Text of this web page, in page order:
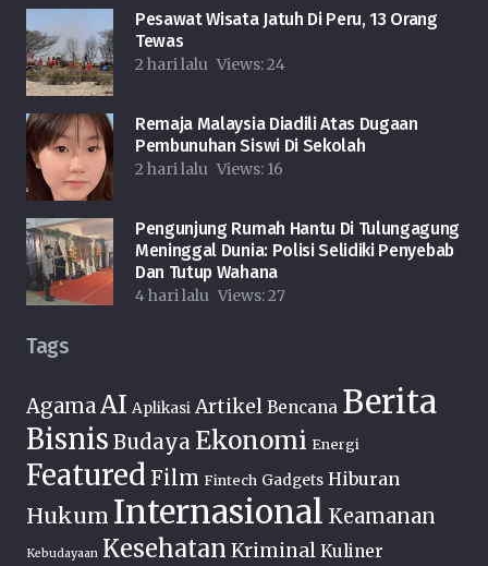
Pesawat Wisata Jatuh Di Peru, 13 Orang
Tewas
2 hari lalu Views:24
Remaja Malaysia Diadili Atas Dugaan
Pembunuhan Siswi Di Sekolah
2 hari lalu Views: 16
Pengunjung Rumah Hantu Di Tulungagung
Meninggal Dunia: Polisi Selidiki Penyebab
Dan Tutup Wahana
4 hari lalu Views:27
Tags
AgamaAI Aplikasi Artikel Bencana Berita
Bisnis Budaya Ekonomi Energi
Featured Film Fintech Gadgets Hiburan
Hukum Internasional Keamanan
Kebudayaan Kesehatan Kriminal Kuliner